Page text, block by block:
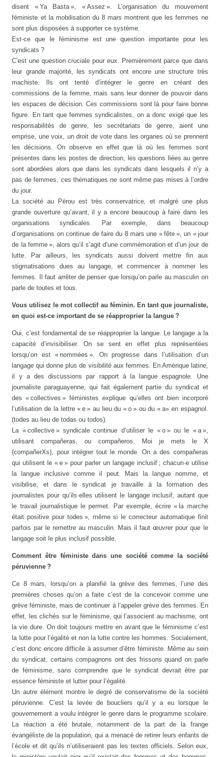
disent « Ya Basta », « Assez ». L’organisation du mouvement
féministe et la mobilisation du 8 mars montrent que les femmes ne
sont plus disposées à supporter ce système.
Est-ce que le féminisme est une question importante pour les
syndicats ?
C’est une question cruciale pour eux. Premièrement parce que dans
leur grande majorité, les syndicats ont encore une structure très
machiste. Ils ont tenté d’intégrer le genre en créant des
commissions de la femme, mais sans leur donner de pouvoir dans
les espaces de décision. Ces commissions sont là pour faire bonne
figure. En tant que femmes syndicalistes, on a donc exigé que les
responsabilités de genre, les secrétariats de genre, aient une
emprise, une voix, un droit de vote dans les organes où se prennent
les décisions. On observe en effet que là où les femmes sont
présentes dans les postes de direction, les questions liées au genre
sont abordées alors que dans les syndicats dans lesquels il n’y a
pas de femmes, ces thématiques ne sont même pas mises à l’ordre
du jour.
La société au Pérou est très conservatrice, et malgré une plus
grande ouverture qu’avant, il y a encore beaucoup à faire dans les
organisations syndicales. Par exemple, dans beaucoup
d’organisations on continue de faire du 8 mars une « fête », un « jour
de la femme », alors qu’il s’agit d’une commémoration et d’un jour de
lutte. Par ailleurs, les syndicats aussi doivent mettre fin aux
stigmatisations dues au langage, et commencer à nommer les
femmes. Il faut arrêter de penser que lorsqu’on parle au masculin on
parle de toutes et tous.
Vous utilisez le mot collectif au féminin. En tant que journaliste,
en quoi est-ce important de se réapproprier la langue ?
Oui, c’est fondamental de se réapproprier la langue. Le langage a la
capacité d’invisibiliser. On se sent en effet plus représentées
lorsqu’on est « nommées ». On progresse dans l’utilisation d’un
langage qui donne plus de visibilité aux femmes. En Amérique latine,
il y a des discussions par rapport à la langue espagnole. Une
journaliste paraguayenne, qui fait également partie du syndicat et
des « collectives » féministes explique qu’elles ont bien incorporé
l’utilisation de la lettre « e » au lieu du « o » ou du « a» en espagnol.
(todes au lieu de todas ou todos).
La « collective » syndicale continue d’utiliser le « o » ou le « a »,
utilisant compañeras, ou compañeros. Moi je mets le X
(compañerXs), pour intégrer tout le monde. On a des compañeras
qui utilisent le « e » pour parler un langage inclusif ; chacun·e utilise
la langue inclusive comme il peut. Mais la langue nomme, et
visibilise, et dans le syndicat je travaille à la formation des
journalistes pour qu’ils·elles utilisent le langage inclusif, autant que
le travail journalistique le permet. Par exemple, écrire « la marche
était positive pour todes », même si le correcteur automatique finit
parfois par le remettre au masculin. Mais il faut œuvrer pour que le
langage soit le plus inclusif possible.
Comment être féministe dans une société comme la société
péruvienne ?
Ce 8 mars, lorsqu’on a planifié la grève des femmes, l’une des
premières choses qu’on a faite c’est de la concevoir comme une
grève féministe, mais de continuer à l’appeler grève des femmes. En
effet, les clichés sur le féminisme, qui l’associent au machisme, ont
la vie dure. On doit toujours mettre en avant que le féminisme c’est
la lutte pour l’égalité et non la lutte contre les hommes. Socialement,
c’est donc encore difficile à assumer d’être féministe. Même au sein
du syndicat, certains compagnons ont des frissons quand on parle
de féminisme, sans comprendre que le syndicat devrait être par
essence féministe et lutter pour l’égalité.
Un autre élément montre le degré de conservatisme de la société
péruvienne. C’est la levée de boucliers qu’il y a eu lorsque le
gouvernement a voulu intégrer le genre dans le programme scolaire.
La réaction a été brutale, notamment de la part de la frange
évangéliste de la population, qui a menacé de retirer leurs enfants de
l’école et dit qu’ils n’utiliseraient pas les textes officiels. Selon eux,